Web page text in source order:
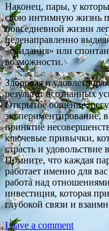
Наконец, пары, у
свою интимную жизнь
повседневной жизни
целенаправленно
«свидания» или
возможности.
Здоровая и
результат осознанных
Открытое общение,
экспериментирование,
принятие
ключевые привычки,
страсть и
Помните, что каждая
работает именно для
работа над
инвестиция, которая
глубокой связи и
Leave a comment